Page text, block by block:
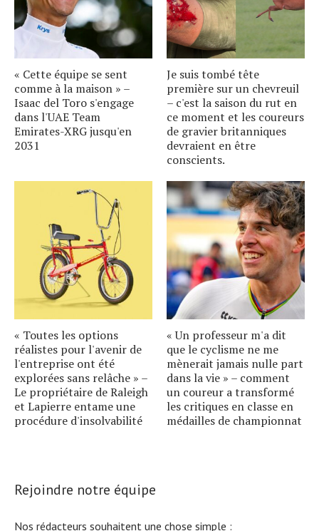
« Cette équipe se sent
comme à la maison » –
Isaac del Toro s'engage
dans l'UAE Team
Emirates-XRG jusqu'en
2031
Je suis tombé tête
première sur un chevreuil
– c'est la saison du rut en
ce moment et les coureurs
de gravier britanniques
devraient en être
conscients.
« Toutes les options
réalistes pour l'avenir de
l'entreprise ont été
explorées sans relâche » –
Le propriétaire de Raleigh
et Lapierre entame une
procédure d'insolvabilité
« Un professeur m'a dit
que le cyclisme ne me
mènerait jamais nulle part
dans la vie » – comment
un coureur a transformé
les critiques en classe en
médailles de championnat
Rejoindre notre équipe
Nos rédacteurs souhaitent une chose simple :